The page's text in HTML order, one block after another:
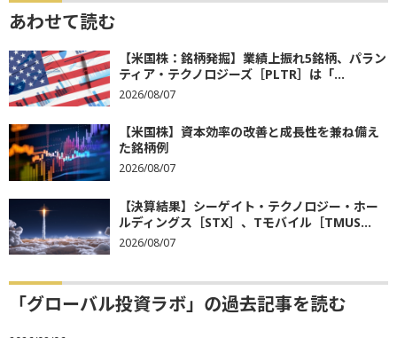
あわせて読む
【米国株：銘柄発掘】業績上振れ5銘柄、パラン
ティア・テクノロジーズ［PLTR］は「...
2026/08/07
【米国株】資本効率の改善と成長性を兼ね備え
た銘柄例
2026/08/07
【決算結果】シーゲイト・テクノロジー・ホー
ルディングス［STX］、Tモバイル［TMUS...
2026/08/07
「グローバル投資ラボ」の過去記事を読む